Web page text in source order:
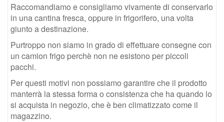
Raccomandiamo e consigliamo vivamente di conservarlo
in una cantina fresca, oppure in frigorifero, una volta
giunto a destinazione.
Purtroppo non siamo in grado di effettuare consegne con
un camion frigo perchè non ne esistono per piccoli
pacchi.
Per questi motivi non possiamo garantire che il prodotto
manterrà la stessa forma o consistenza che ha quando lo
si acquista in negozio, che è ben climatizzato come il
magazzino.